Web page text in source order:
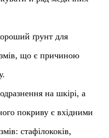
ґрунт для
що є причиною
на шкірі, а
покриву є вхідними
стафілококів,